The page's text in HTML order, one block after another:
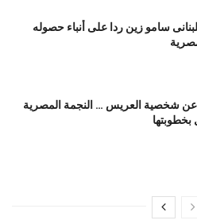
سامو زين ردا على أنباء حصوله
شخصية العريس … النجمة المصرية